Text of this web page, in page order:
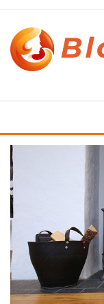
treści